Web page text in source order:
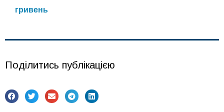
гривень
Поділитись публікацією